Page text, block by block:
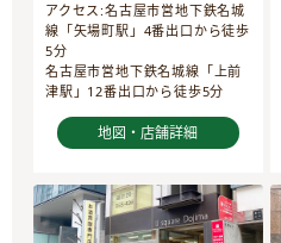
アクセス:名古屋市営地下鉄名城
線「矢場町駅」4番出口から徒歩
5分
名古屋市営地下鉄名城線「上前
津駅」12番出口から徒歩5分
地図・店舗詳細